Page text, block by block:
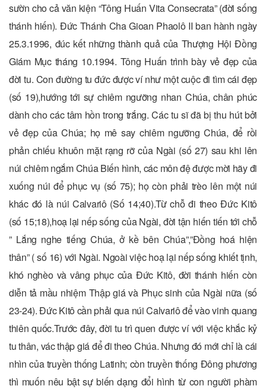
sườn cho cả văn kiện “Tông Huấn Vita Consecrata” (đời sống
thánh hiến). Đức Thánh Cha Gioan Phaolô II ban hành ngày
25.3.1996, đúc kết những thành quả của Thượng Hội Đồng
Giám Mục tháng 10.1994. Tông Huấn trình bày vẻ đẹp của
đời tu. Con đường tu đức được ví như một cuộc đi tìm cái đẹp
(số 19),hướng tới sự chiêm ngưỡng nhan Chúa, chân phúc
dành cho các tâm hồn trong trắng. Các tu sĩ đã bị thu hút bởi
vẻ đẹp của Chúa; họ mê say chiêm ngưỡng Chúa, để rồi
phản chiếu khuôn mặt rạng rỡ của Ngài (số 27) sau khi lên
núi chiêm ngắm Chúa Biến hình, các môn đệ được mời hãy đi
xuống núi để phục vụ (số 75); họ còn phải trèo lên một núi
khác đó là núi Calvariô (Số 14;40).Từ chỗ đi theo Đức Kitô
(số 15;18),hoạ lại nếp sống của Ngài, đời tận hiến tiến tới chỗ
” Lắng nghe tiếng Chúa, ở kề bên Chúa”,”Đồng hoá hiện
thân” ( số 16) với Ngài. Ngoài việc hoạ lại nếp sống khiết tịnh,
khó nghèo và vâng phục của Đức Kitô, đời thánh hiến còn
diễn tả mầu nhiệm Thập giá và Phục sinh của Ngài nữa (số
23-24). Đức Kitô cần phải qua núi Calvariô để vào vinh quang
thiên quốc.Trước đây, đời tu trì quen được ví với việc khắc kỷ
tu thân, vác thập giá để đi theo Chúa. Nhưng đó mới chỉ là cái
nhìn của truyền thống Latinh; còn truyền thống Đông phương
thì muốn nêu bật sự biến dạng đổi hình từ con người phàm